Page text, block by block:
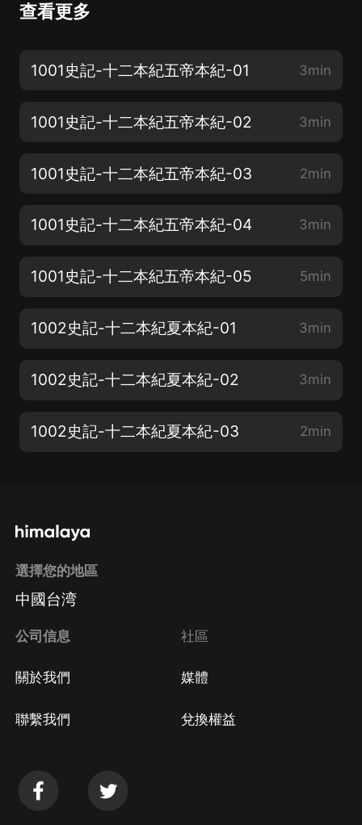
查看更多
1001史記-十二本紀五帝本紀-01 3min
1001史記-十二本紀五帝本紀-02 3min
1001史記-十二本紀五帝本紀-03 2min
1001史記-十二本紀五帝本紀-04 3min
1001史記-十二本紀五帝本紀-05 5min
1002史記-十二本紀夏本紀-01 3min
1002史記-十二本紀夏本紀-02 3min
1002史記-十二本紀夏本紀-03 2min
選擇您的地區
中國台湾
公司信息
關於我們
聯繫我們
社區
媒體
兌換權益